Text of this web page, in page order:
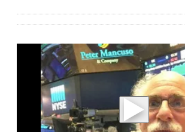
Mit der Wiedergabe dieses
Daten an Youtube
Hinweise dazu erhalten Sie in der